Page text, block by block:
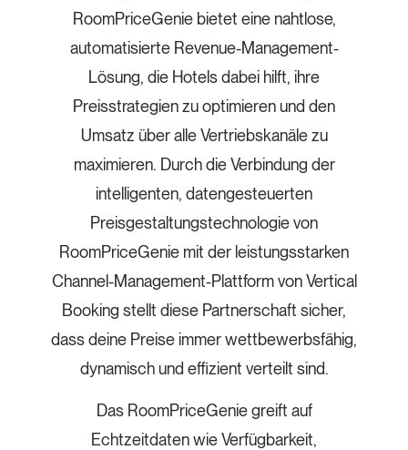
RoomPriceGenie bietet eine nahtlose,
automatisierte Revenue-Management-
Lösung, die Hotels dabei hilft, ihre
Preisstrategien zu optimieren und den
Umsatz über alle Vertriebskanäle zu
maximieren. Durch die Verbindung der
intelligenten, datengesteuerten
Preisgestaltungstechnologie von
RoomPriceGenie mit der leistungsstarken
Channel-Management-Plattform von Vertical
Booking stellt diese Partnerschaft sicher,
dass deine Preise immer wettbewerbsfähig,
dynamisch und effizient verteilt sind.
Das RoomPriceGenie greift auf
Echtzeitdaten wie Verfügbarkeit,